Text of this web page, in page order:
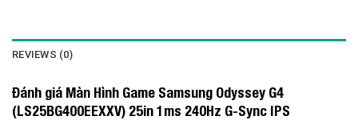
REVIEWS (0)
Đánh giá Màn Hình Game Samsung Odyssey G4
(LS25BG400EEXXV) 25in 1ms 240Hz G-Sync IPS